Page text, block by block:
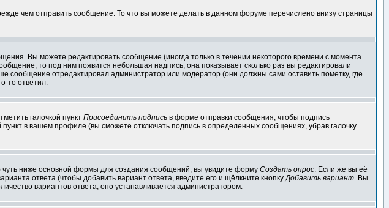
чем отправить сообщение. То что вы можете делать в данном форуме перечислено внизу страницы
Вы можете редактировать сообщение (иногда только в течении некоторого времени с момента
то под ним появится небольшая надпись, она показывает сколько раз вы редактировали
отредактировал администратор или модератор (они должны сами оставить пометку, где
то ответил.
галочкой пункт Присоединить подпись в форме отправки сообщения, чтобы подпись
в вашем профиле (вы сможете отключать подпись в определенных сообщениях, убрав галочку
чуть ниже основной формы для создания сообщений, вы увидите форму Создать опрос. Если же вы её
ответа (чтобы добавить вариант ответа, введите его и щёлкните кнопкуДобавить вариант. Вы
вариантов ответа, оно устанавливается администратором.